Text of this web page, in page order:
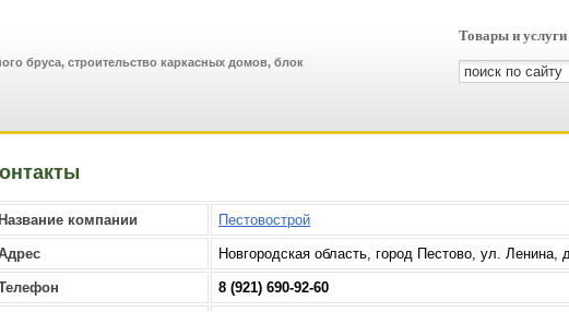
бруса, строительство каркасных домов, блок
Товары и услуги
Название компании Пестовострой
Новгородская область, город Пестово, ул. Ленина,
8 (921) 690-92-60